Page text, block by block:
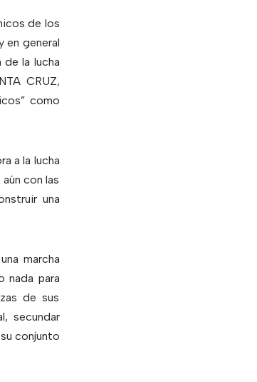
de los
en general
la lucha
CRUZ,
como
a la lucha
con las
una
marcha
nada para
de sus
secundar
conjunto